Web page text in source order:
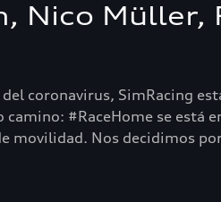
Nico Müller,
coronavirus, SimRacing
#RaceHome se está
Nos decidimos